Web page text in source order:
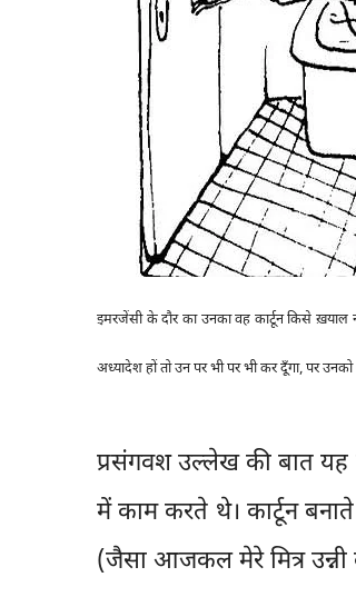
इमरजेंसी के दौर का उनका वह कार्टून किसे
अध्यादेश हों तो उन पर भी पर भी कर दूँगा, पर उनको
प्रसंगवश उल्लेख की बात
में काम करते थे। कार्टून
(जैसा आजकल मेरे मित्र